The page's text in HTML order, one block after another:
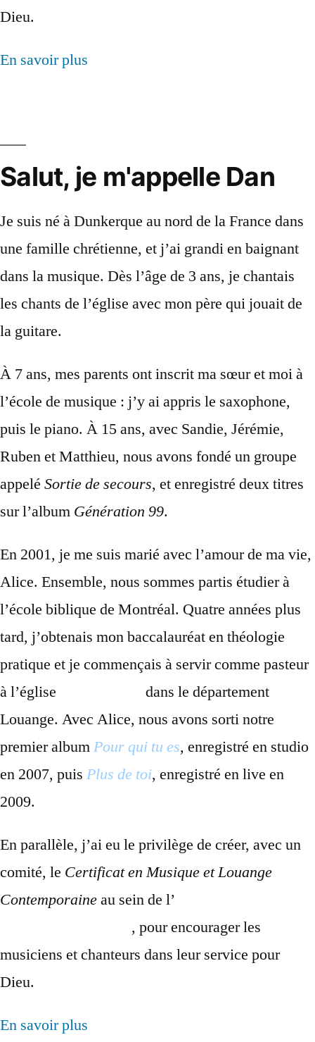
Dieu.
En savoir plus
Salut, je m'appelleDan
Je suis né à Dunkerque au nord de la France dans
une famille chrétienne, et j’ai grandi en baignant
dans la musique. Dès l’âge de 3 ans, je chantais
les chants de l’église avec mon père qui jouait de
la guitare.
À 7 ans, mes parents ont inscrit ma sœur et moi à
l’école de musique : j’y ai appris le saxophone,
puis le piano. À 15 ans, avec Sandie, Jérémie,
Ruben et Matthieu, nous avons fondé un groupe
appelé Sortie de secours, et enregistré deux titres
sur l’album Génération 99.
En 2001, je me suis marié avec l’amour de ma vie,
Alice. Ensemble, nous sommes partis étudier à
l’école biblique de Montréal. Quatre années plus
tard, j’obtenais mon baccalauréat en théologie
pratique et je commençais à servir comme pasteur
à l’église
dans le département
Louange. Avec Alice, nous avons sorti notre
premier albumPour qui tu es, enregistré en studio
en 2007, puis Plus de toi, enregistré en live en
2009.
En parallèle, j’ai eu le privilège de créer, avec un
comité, le Certificat en Musique et Louange
Contemporaineau sein de l’
, pour encourager les
musiciens et chanteurs dans leur service pour
Dieu.
En savoir plus